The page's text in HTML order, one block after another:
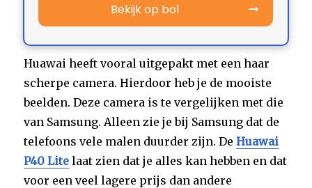
Bekijk op bol
Huawai heeft vooral uitgepakt met een haar
scherpe camera. Hierdoor heb je de mooiste
beelden. Deze camera is te vergelijken met die
van Samsung. Alleen zie je bij Samsung dat de
telefoons vele malen duurder zijn. DeHuawai
P40 Lite laat zien dat je alles kan hebben en dat
voor een veel lagere prijs dan andere